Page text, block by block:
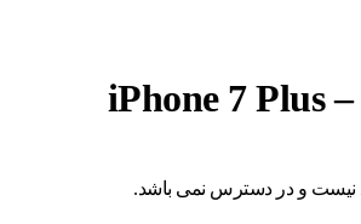
نیست و در دسترس نمی باشد.